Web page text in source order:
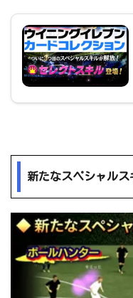
新たなスペシャルス